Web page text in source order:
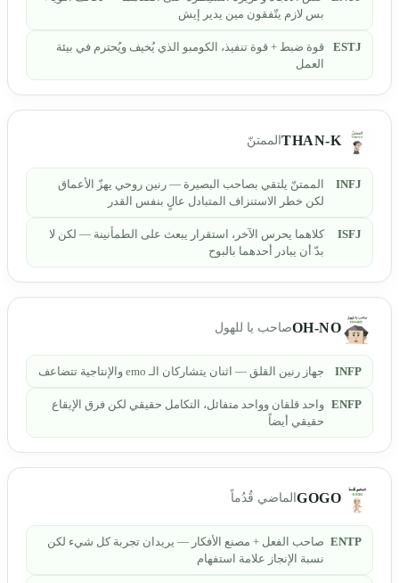
بس لازم يتّفقون مين يدير إيش
ESTJ
قوة ضبط + قوة تنفيذ، الكومبو الذي يُخيف ويُحترم في بيئة
العمل
THAN-K الممتنّ
INFJ
الممتنّ يلتقي بصاحب البصيرة — رنين روحي يهزّ الأعماق
لكن خطر الاستنزاف المتبادل عالٍ بنفس القدر
ISFJ
كلاهما يحرس الآخر، استقرار يبعث على الطمأنينة — لكن لا
بدّ أن يبادر أحدهما بالبوح
OH-NOصاحب يا للهول
INFP جهاز رنين القلق — اثنان يتشاركان الـ emo والإنتاجية تتضاعف
ENFP واحد قلقان وواحد متفائل، التكامل حقيقي لكن فرق الإيقاع
حقيقي أيضاً
GOGO الماضي قُدُماً
ENTP صاحب الفعل + مصنع الأفكار — يريدان تجربة كل شيء لكن
نسبة الإنجاز علامة استفهام